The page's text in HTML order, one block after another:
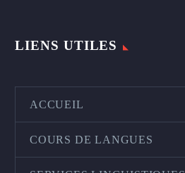
LIENS UTILES
ACCUEIL
COURS DE LANGUES